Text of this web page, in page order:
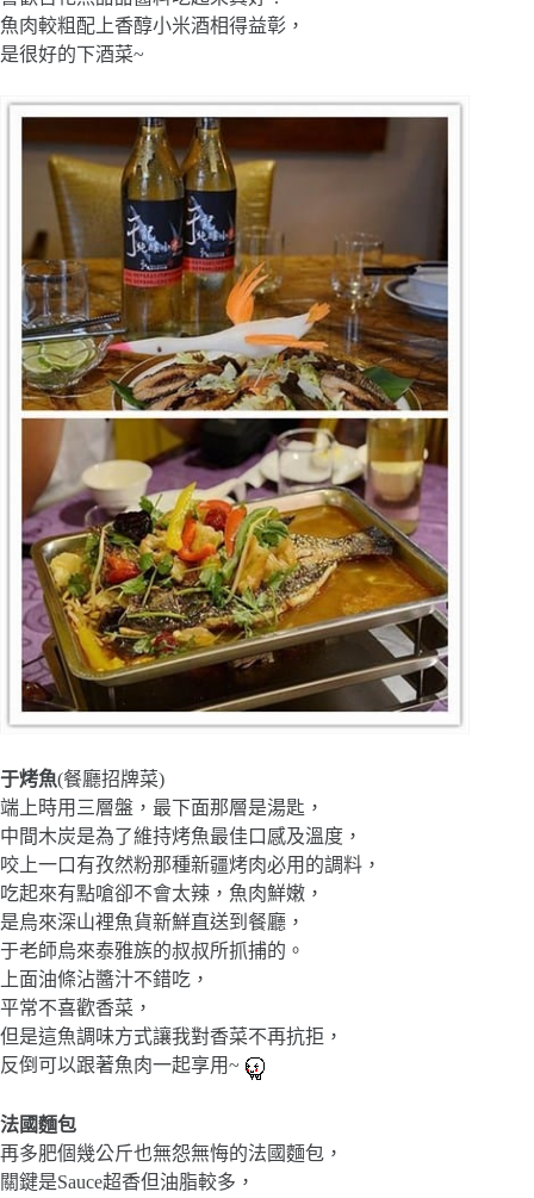
魚肉較粗配上香醇小米酒相得益彰，
是很好的下酒菜~
于烤魚(餐廳招牌菜)
端上時用三層盤，最下面那層是湯匙，
中間木炭是為了維持烤魚最佳口感及溫度，
咬上一口有孜然粉那種新疆烤肉必用的調料，
吃起來有點嗆卻不會太辣，魚肉鮮嫩，
是烏來深山裡魚貨新鮮直送到餐廳，
于老師烏來泰雅族的叔叔所抓捕的。
上面油條沾醬汁不錯吃，
平常不喜歡香菜，
但是這魚調味方式讓我對香菜不再抗拒，
反倒可以跟著魚肉一起享用~
法國麵包
再多肥個幾公斤也無怨無悔的法國麵包，
關鍵是Sauce超香但油脂較多，